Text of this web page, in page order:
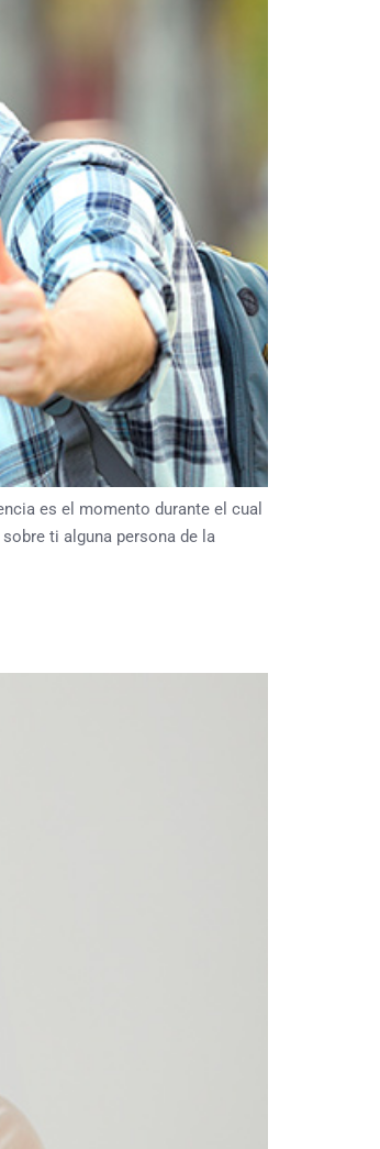
es el momento durante el cual
ti alguna persona de la